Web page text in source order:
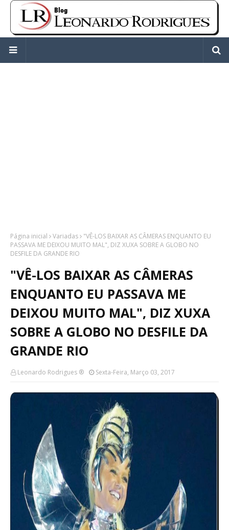
Página inicial Variadas
"VÊ-LOS BAIXAR AS CÂMERAS ENQUANTO EU
PASSAVA ME DEIXOU MUITO MAL", DIZ XUXA SOBRE A GLOBO NO
DESFILE DA GRANDE RIO
"VÊ-LOS BAIXAR AS CÂMERAS
ENQUANTO EU PASSAVA ME
DEIXOU MUITO MAL", DIZ XUXA
SOBRE A GLOBO NO DESFILE DA
GRANDE RIO
Leonardo Rodrigues ® Sexta-Feira, Março 03, 2017